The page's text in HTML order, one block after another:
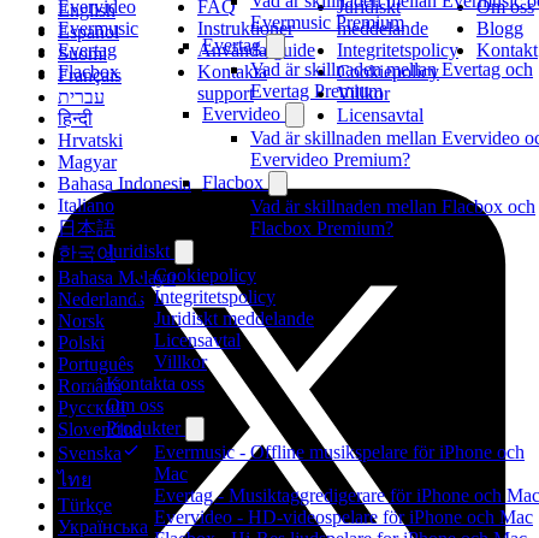
Evermusic Premium
Evertag
Vad är skillnaden mellan Evertag och
Evertag Premium
Evervideo
Vad är skillnaden mellan Evervideo
Evervideo Premium?
Flacbox
Vad är skillnaden mellan Flacbox och
Flacbox Premium?
Juridiskt
Cookiepolicy
Integritetspolicy
Juridiskt meddelande
Licensavtal
Villkor
Kontakta oss
Om oss
Produkter
Evermusic - Offline musikspelare för iPhone och
Mac
Evertag - Musiktaggredigerare för iPhone och Mac
Evervideo - HD-videospelare för iPhone och Mac
English
Español
Suomi
Français
עברית
हिन्दी
Hrvatski
Magyar
Bahasa Indonesia
Italiano
日本語
한국어
Bahasa Melayu
Nederlands
Norsk
Polski
Português
Română
Русский
Slovenčina
Svenska
ไทย
Türkçe
Українська
Evervideo
Evermusic
Evertag
Flacbox
FAQ
Instruktioner
Användarguide
Kontakta
support
Juridiskt
meddelande
Integritetspolicy
Cookiepolicy
Villkor
Licensavtal
Om oss
Blogg
Kontakt